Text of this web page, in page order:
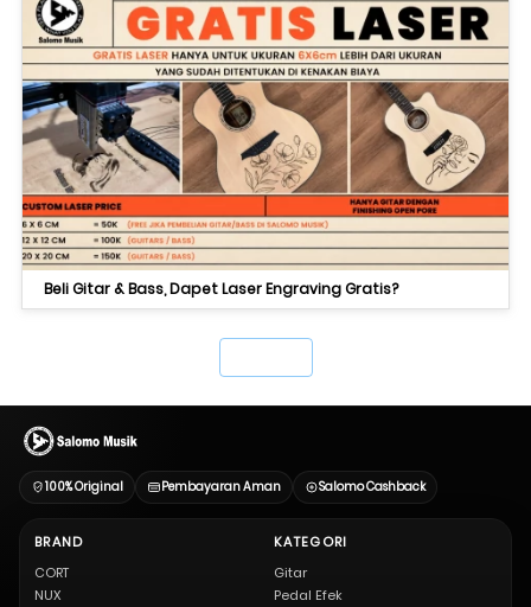
Beli Gitar & Bass, Dapet Laser Engraving Gratis?
100% Original Pembayaran Aman Salomo Cashback
BRAND
CORT
NUX
KATEGORI
Gitar
Pedal Efek